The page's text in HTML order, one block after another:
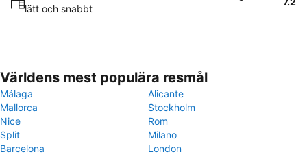
lätt och snabbt
Världens mest populära resmål
Málaga
Alicante
Mallorca
Stockholm
Nice
Rom
Split
Milano
Barcelona
London